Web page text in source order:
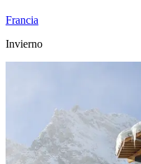
Francia
Invierno